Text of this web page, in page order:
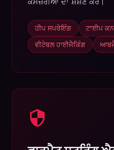
ਹੀਪ ਸਪਰੇਇੰਗ ਟਾਈਪ
ਵੀਟੇਬਲ ਹਾਈਜੈਕਿੰਗ